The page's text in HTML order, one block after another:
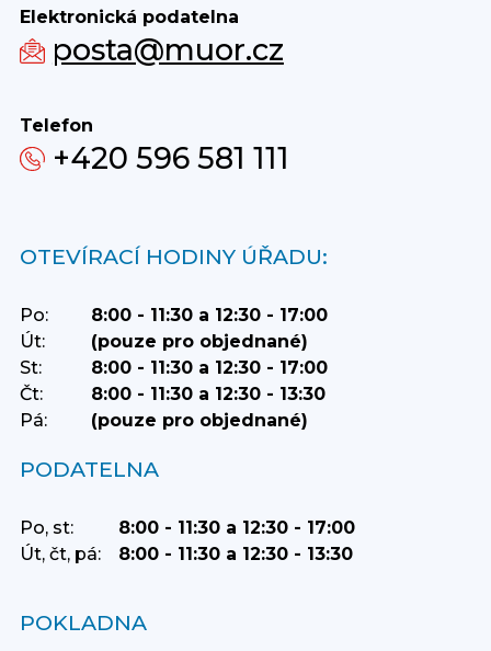
Elektronická podatelna
posta@muor.cz
Telefon
+420 596 581 111
OTEVÍRACÍ HODINY ÚŘADU:
Po:
8:00 - 11:30 a 12:30 - 17:00
Út:
(pouze pro objednané)
St:
8:00 - 11:30 a 12:30 - 17:00
Čt:
8:00 - 11:30 a 12:30 - 13:30
Pá:
(pouze pro objednané)
PODATELNA
Po, st:
8:00 - 11:30 a 12:30 - 17:00
Út, čt, pá:
8:00 - 11:30 a 12:30 - 13:30
POKLADNA